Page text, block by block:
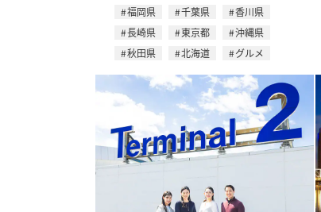
福岡県 千葉県
香川県
長崎県
東京都
沖縄県
秋田県
北海道 グルメ